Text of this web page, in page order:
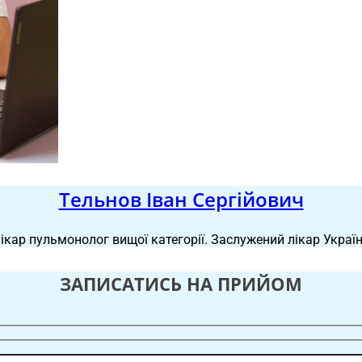
Тельнов Іван Сергійович
пульмонолог вищої категорії. Заслужений лікар
ЗАПИСАТИСЬ НА ПРИЙОМ